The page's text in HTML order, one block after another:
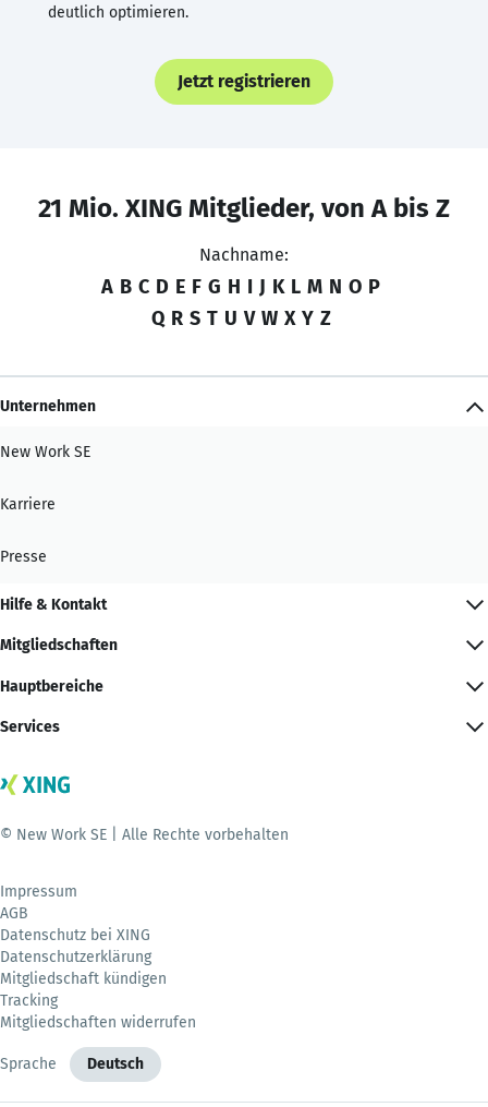
deutlich optimieren.
Jetzt registrieren
21 Mio. XING Mitglieder, von A bis Z
Nachname:
A B C D E F G H I J K L M N O P
Q R S T U V W X Y Z
Unternehmen
New Work SE
Karriere
Presse
Hilfe & Kontakt
Mitgliedschaften
Hauptbereiche
Services
© New Work SE | Alle Rechte vorbehalten
Impressum
AGB
Datenschutz bei XING
Datenschutzerklärung
Mitgliedschaft kündigen
Tracking
Mitgliedschaften widerrufen
Sprache Deutsch